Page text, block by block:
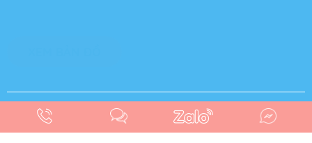
Copyright © KID BABY . Powered by NiNa Co.,Ltd